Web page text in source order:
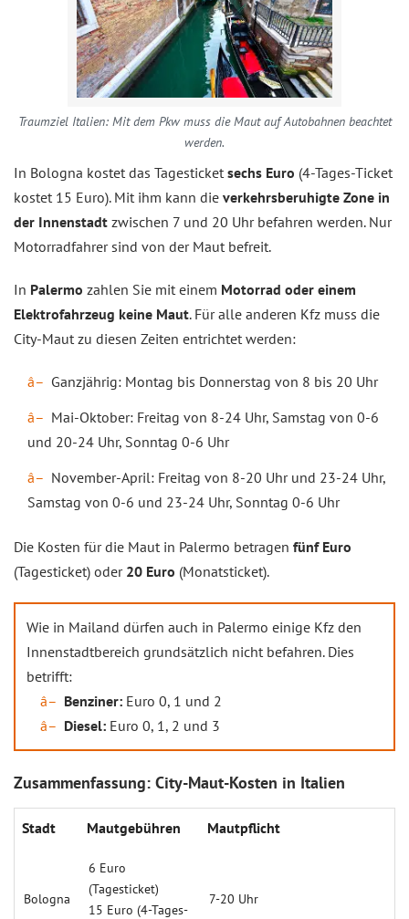
Traumziel Italien: Mit dem Pkw muss die Maut auf Autobahnen beachtet
werden.
In Bologna kostet das Tagesticket sechs Euro (4-Tages-Ticket
kostet 15 Euro). Mit ihm kann die verkehrsberuhigte Zone in
der Innenstadt zwischen 7 und 20 Uhr befahren werden. Nur
Motorradfahrer sind von der Maut befreit.
In Palermo zahlen Sie mit einem Motorrad oder einem
Elektrofahrzeug keine Maut. Für alle anderen Kfz muss die
City-Maut zu diesen Zeiten entrichtet werden:
Ganzjährig: Montag bis Donnerstag von 8 bis 20 Uhr
Mai-Oktober: Freitag von 8-24 Uhr, Samstag von 0-6
und 20-24 Uhr, Sonntag 0-6 Uhr
November-April: Freitag von 8-20 Uhr und 23-24 Uhr,
Samstag von 0-6 und 23-24 Uhr, Sonntag 0-6 Uhr
Die Kosten für die Maut in Palermo betragen fünf Euro
(Tagesticket) oder 20 Euro (Monatsticket).
Wie in Mailand dürfen auch in Palermo einige Kfz den
Innenstadtbereich grundsätzlich nicht befahren. Dies
betrifft:
Benziner: Euro 0, 1 und 2
Diesel: Euro 0, 1, 2 und 3
Zusammenfassung: City-Maut-Kosten in Italien
Stadt Mautgebühren Mautpflicht
Bologna
6 Euro
(Tagesticket)
15 Euro (4-Tages-
7-20 Uhr